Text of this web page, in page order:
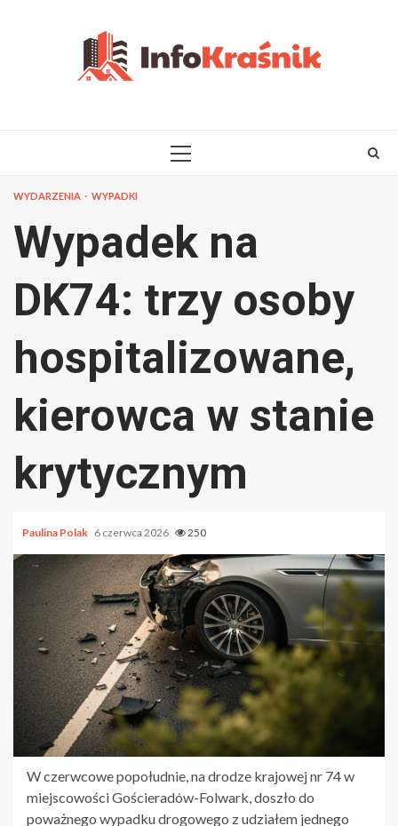
PRIMARY
WYDARZENIA WYPADKI
Wypadek na
DK74: trzy osoby
hospitalizowane,
kierowca w stanie
krytycznym
Paulina Polak 6 czerwca 2026 250
W czerwcowe popołudnie, na drodze krajowej nr 74 w
miejscowości Gościeradów-Folwark, doszło do
poważnego wypadku drogowego z udziałem jednego